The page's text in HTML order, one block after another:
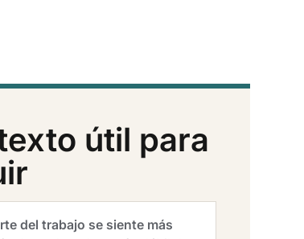
útil para
del trabajo se siente más